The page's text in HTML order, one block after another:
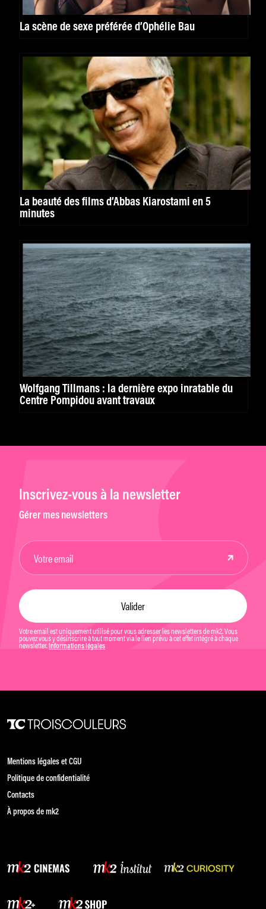
La scène de sexe préférée d’Ophélie Bau
La beauté des films d’Abbas Kiarostami en 5
minutes
Wolfgang Tillmans : la dernière expo inratable du
Centre Pompidou avant travaux
Inscrivez-vous à la newsletter
Gérer mes newsletters
Votre email est uniquement utilisé pour vous adresser les newsletters de mk2. Vous
pouvez vous y désinscrire à tout moment via le lien prévu à cet effet intégré à chaque
newsletter. Informations légales
Mentions légales et CGU
Politique de confidentialité
Contacts
À propos de mk2